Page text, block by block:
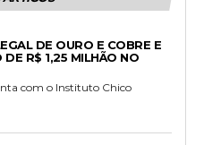
DE OURO E COBRE E
R$ 1,25 MILHÃO NO
com o Instituto Chico